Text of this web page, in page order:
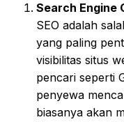
Search Engine
SEO adalah
yang paling
visibilitas situs
pencari seperti
penyewa
biasanya akan